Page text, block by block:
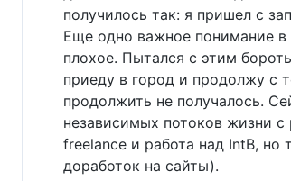
получилось так: я пришел с
Еще одно важное понимание в
плохое. Пытался с этим
приеду в город и продолжу с
продолжить не получалось.
независимых потоков жизни
freelance и работа над IntB, но
доработок на сайты).